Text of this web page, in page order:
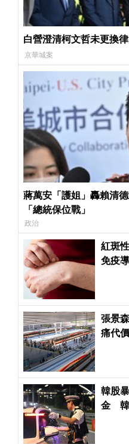
白營澄清柯文哲未更換
京華城案
蔣萬安「護姐」轟賴清
「總統保位戰」
政治
紅斑
免疫
張景
痛代
韓股
金 韓